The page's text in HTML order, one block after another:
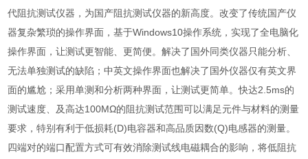
代阻抗测试仪器，为国产阻抗测试仪器的新高度。改变了传统国产仪
器复杂繁琐的操作界面，基于Windows10操作系统，实现了全电脑化
操作界面，让测试更智能、更简便。解决了国外同类仪器只能分析、
无法单独测试的缺陷；中英文操作界面也解决了国外仪器仅有英文界
面的尴尬；采用单测和分析两种界面，让测试更简单。快达2.5ms的
测试速度、及高达100MΩ的阻抗测试范围可以满足元件与材料的测量
要求，特别有利于低损耗(D)电容器和高品质因数(Q)电感器的测量。
四端对的端口配置方式可有效消除测试线电磁耦合的影响，将低阻抗